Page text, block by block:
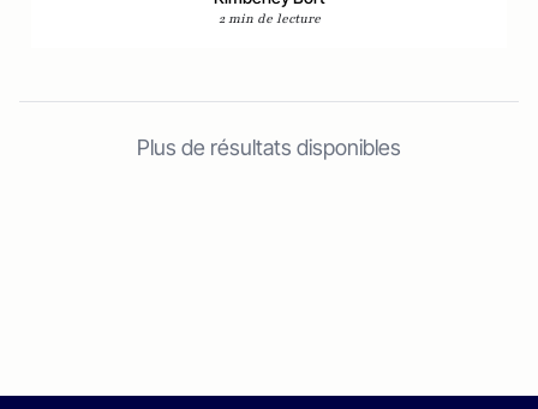
2 min de lecture
Plus de résultats disponibles